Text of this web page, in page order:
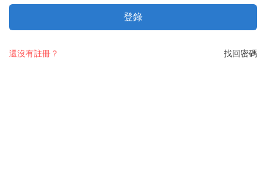
登錄
找回密碼
還沒有註冊？